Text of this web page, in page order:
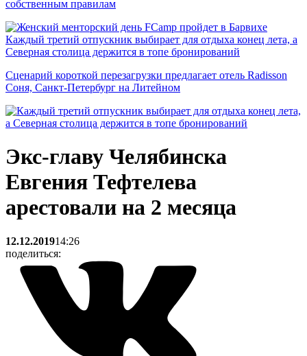
собственным правилам
Каждый третий отпускник выбирает для отдыха конец лета, а
Северная столица держится в топе бронирований
Сценарий короткой перезагрузки предлагает отель Radisson
Соня, Санкт-Петербург на Литейном
Экс-главу Челябинска
Евгения Тефтелева
арестовали на 2 месяца
12.12.201914:26
поделиться: